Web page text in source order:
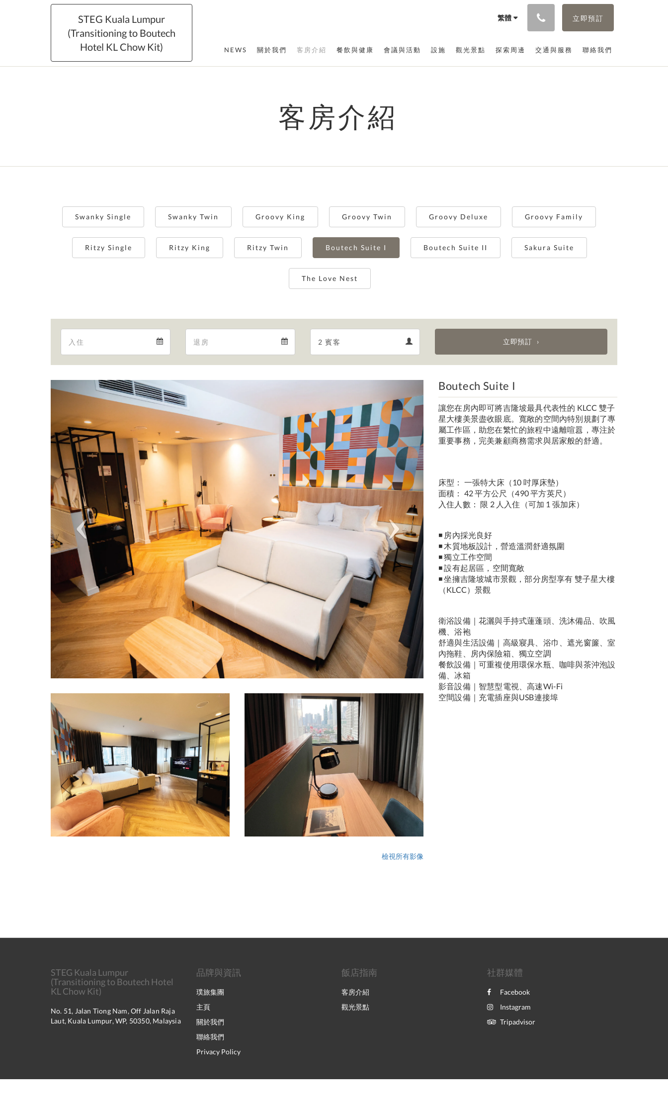
STEG Kuala Lumpur
(Transitioning to Boutech
Hotel KL Chow Kit)
繁體 立即預訂
NEWS 關於我們 客房介紹 餐飲與健康 會議與活動 設施 觀光景點 探索周邊 交通與服務 聯絡我們
客房介紹
Swanky Single Swanky Twin Groovy King Groovy Twin Groovy Deluxe Groovy Family
Ritzy Single Ritzy King Ritzy Twin Boutech Suite I Boutech Suite II Sakura Suite
The Love Nest
立即預訂
Previous
檢視所有影像
Boutech Suite I
讓您在房內即可將吉隆坡最具代表性的 KLCC 雙子
星大樓美景盡收眼底。寬敞的空間內特別規劃了專
屬工作區，助您在繁忙的旅程中遠離喧囂，專注於
重要事務，完美兼顧商務需求與居家般的舒適。
床型： 一張特大床（10 吋厚床墊）
面積： 42 平方公尺（490 平方英尺）
入住人數： 限 2 人入住（可加 1 張加床）
◾ 房內採光良好
◾ 木質地板設計，營造溫潤舒適氛圍
◾ 獨立工作空間
◾ 設有起居區，空間寬敞
◾ 坐擁吉隆坡城市景觀，部分房型享有 雙子星大樓
（KLCC）景觀
衛浴設備｜花灑與手持式蓮蓬頭、洗沐備品、吹風
機、浴袍
舒適與生活設備｜高級寢具、浴巾、遮光窗簾、室
內拖鞋、房內保險箱、獨立空調
餐飲設備｜可重複使用環保水瓶、咖啡與茶沖泡設
備、冰箱
影音設備｜智慧型電視、高速Wi-Fi
空間設備｜充電插座與USB連接埠
STEG Kuala Lumpur
(Transitioning to Boutech Hotel
KL Chow Kit)
No. 51, Jalan Tiong Nam, Off Jalan Raja
Laut, Kuala Lumpur, WP, 50350, Malaysia
品牌與資訊
璞旅集團
主頁
關於我們
聯絡我們
Privacy Policy
飯店指南
客房介紹
觀光景點
社群媒體
Facebook
Instagram
Tripadvisor